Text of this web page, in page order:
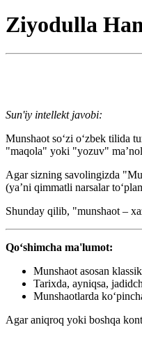
Ziyodulla
Sun'iy intellekt javobi:
Munshaot so‘zi o‘zbek tilida
"maqola" yoki "yozuv"
Agar sizning savolingizda
(ya’ni qimmatli narsalar
Shunday qilib, "munshaot –
Qo‘shimcha ma'lumot:
Munshaot asosan
Tarixda, ayniqsa,
Munshaotlarda
Agar aniqroq yoki boshqa